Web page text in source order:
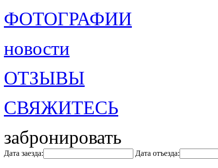
ФОТОГРАФИИ
новости
ОТЗЫВЫ
СВЯЖИТЕСЬ
забронировать
Дата заезда: Дата отъезда: